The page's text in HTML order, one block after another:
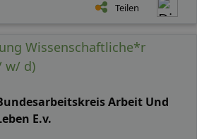
Teilen
Wissenschaftliche*r
w/ d)
Arbeit Und
E.v.